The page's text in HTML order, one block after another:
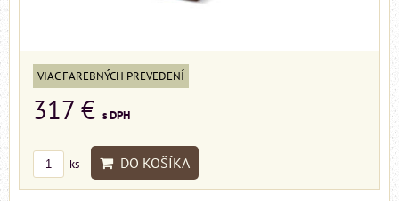
VIAC FAREBNÝCH PREVEDENÍ
317 € s DPH
ks DO KOŠÍKA